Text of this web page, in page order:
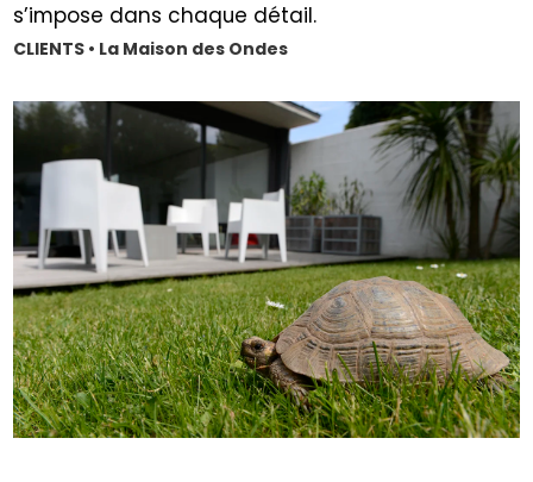
s’impose dans chaque détail.
CLIENTS • La Maison des Ondes